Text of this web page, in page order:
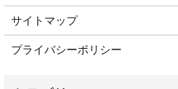
サイトマップ
プライバシーポリシー